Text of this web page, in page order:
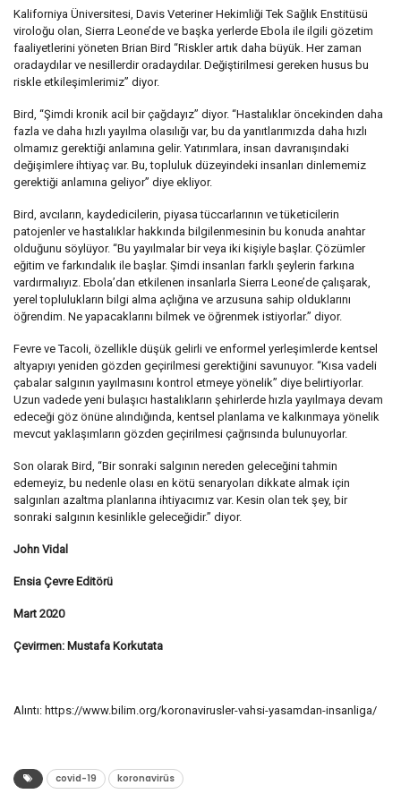
Kaliforniya Üniversitesi, Davis Veteriner Hekimliği Tek Sağlık Enstitüsü
viroloğu olan, Sierra Leone’de ve başka yerlerde Ebola ile ilgili gözetim
faaliyetlerini yöneten Brian Bird “Riskler artık daha büyük. Her zaman
oradaydılar ve nesillerdir oradaydılar. Değiştirilmesi gereken husus bu
riskle etkileşimlerimiz” diyor.
Bird, “Şimdi kronik acil bir çağdayız” diyor. “Hastalıklar öncekinden daha
fazla ve daha hızlı yayılma olasılığı var, bu da yanıtlarımızda daha hızlı
olmamız gerektiği anlamına gelir. Yatırımlara, insan davranışındaki
değişimlere ihtiyaç var. Bu, topluluk düzeyindeki insanları dinlememiz
gerektiği anlamına geliyor” diye ekliyor.
Bird, avcıların, kaydedicilerin, piyasa tüccarlarının ve tüketicilerin
patojenler ve hastalıklar hakkında bilgilenmesinin bu konuda anahtar
olduğunu söylüyor. “Bu yayılmalar bir veya iki kişiyle başlar. Çözümler
eğitim ve farkındalık ile başlar. Şimdi insanları farklı şeylerin farkına
vardırmalıyız. Ebola’dan etkilenen insanlarla Sierra Leone’de çalışarak,
yerel toplulukların bilgi alma açlığına ve arzusuna sahip olduklarını
öğrendim. Ne yapacaklarını bilmek ve öğrenmek istiyorlar.” diyor.
Fevre ve Tacoli, özellikle düşük gelirli ve enformel yerleşimlerde kentsel
altyapıyı yeniden gözden geçirilmesi gerektiğini savunuyor. “Kısa vadeli
çabalar salgının yayılmasını kontrol etmeye yönelik” diye belirtiyorlar.
Uzun vadede yeni bulaşıcı hastalıkların şehirlerde hızla yayılmaya devam
edeceği göz önüne alındığında, kentsel planlama ve kalkınmaya yönelik
mevcut yaklaşımların gözden geçirilmesi çağrısında bulunuyorlar.
Son olarak Bird, “Bir sonraki salgının nereden geleceğini tahmin
edemeyiz, bu nedenle olası en kötü senaryoları dikkate almak için
salgınları azaltma planlarına ihtiyacımız var. Kesin olan tek şey, bir
sonraki salgının kesinlikle geleceğidir.” diyor.
John Vidal
Ensia Çevre Editörü
Mart 2020
Çevirmen: Mustafa Korkutata
Alıntı: https://www.bilim.org/koronavirusler-vahsi-yasamdan-insanliga/
covid-19 koronavirüs